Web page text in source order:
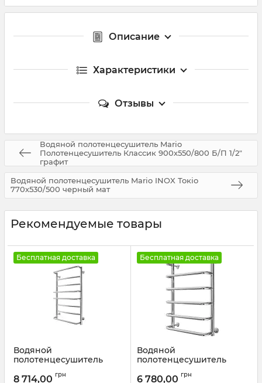
Описание
Характеристики
Отзывы
Водяной полотенцесушитель Mario
Полотенцесушитель Классик 900х550/800 Б/П 1/2"
графит
Водяной полотенцесушитель Mario INOX Токіо
770х530/500 черный мат
Рекомендуемые товары
Бесплатная доставка
Водяной
полотенцесушитель
770х430/400 сатин
8 714,00 грн
Бесплатная доставка
Водяной
полотенцесушитель
570х430/400 белый
6 780,00 грн